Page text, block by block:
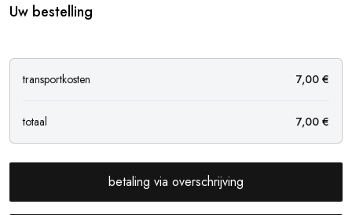
Uw bestelling
transportkosten 7,00 €
totaal 7,00 €
betaling via overschrijving